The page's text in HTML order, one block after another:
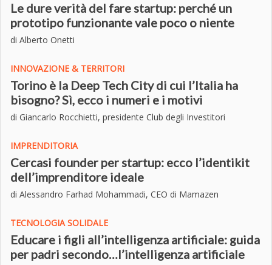
Le dure verità del fare startup: perché un
prototipo funzionante vale poco o niente
di Alberto Onetti
INNOVAZIONE & TERRITORI
Torino è la Deep Tech City di cui l’Italia ha
bisogno? Sì, ecco i numeri e i motivi
di Giancarlo Rocchietti, presidente Club degli Investitori
IMPRENDITORIA
Cercasi founder per startup: ecco l’identikit
dell’imprenditore ideale
di Alessandro Farhad Mohammadi, CEO di Mamazen
TECNOLOGIA SOLIDALE
Educare i figli all’intelligenza artificiale: guida
per padri secondo…l’intelligenza artificiale